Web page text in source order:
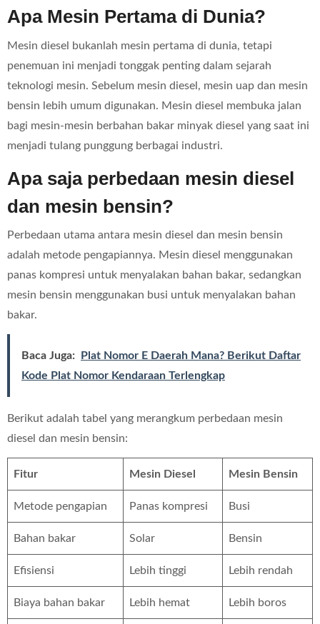
Apa Mesin Pertama di Dunia?
Mesin diesel bukanlah mesin pertama di dunia, tetapi
penemuan ini menjadi tonggak penting dalam sejarah
teknologi mesin. Sebelum mesin diesel, mesin uap dan mesin
bensin lebih umum digunakan. Mesin diesel membuka jalan
bagi mesin-mesin berbahan bakar minyak diesel yang saat ini
menjadi tulang punggung berbagai industri.
Apa saja perbedaan mesin diesel
dan mesin bensin?
Perbedaan utama antara mesin diesel dan mesin bensin
adalah metode pengapiannya. Mesin diesel menggunakan
panas kompresi untuk menyalakan bahan bakar, sedangkan
mesin bensin menggunakan busi untuk menyalakan bahan
bakar.
Baca Juga:
Plat Nomor E Daerah Mana? Berikut Daftar
Kode Plat Nomor Kendaraan Terlengkap
Berikut adalah tabel yang merangkum perbedaan mesin
diesel dan mesin bensin:
Fitur Mesin Diesel Mesin Bensin
Metode pengapian Panas kompresi Busi
Bahan bakar Solar Bensin
Efisiensi Lebih tinggi Lebih rendah
Biaya bahan bakar Lebih hemat Lebih boros